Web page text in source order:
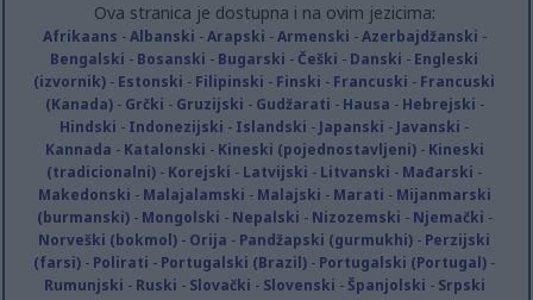
Ova stranica je dostupna i na ovim jezicima:
Afrikaans -Albanski -Arapski -Armenski -Azerbajdžanski -
Bengalski - Bosanski - Bugarski - Češki - Danski - Engleski
(izvornik) - Estonski - Filipinski - Finski - Francuski - Francuski
(Kanada)- Grčki - Gruzijski - Gudžarati - Hausa - Hebrejski -
Hindski - Indonezijski - Islandski - Japanski - Javanski -
Kannada - Katalonski - Kineski (pojednostavljeni)- Kineski
(tradicionalni) - Korejski - Latvijski - Litvanski - Mađarski -
Makedonski - Malajalamski - Malajski - Marati - Mijanmarski
(burmanski)- Mongolski - Nepalski - Nizozemski - Njemački -
Norveški (bokmol) - Orija - Pandžapski (gurmukhi) - Perzijski
(farsi) - Polirati - Portugalski (Brazil) - Portugalski (Portugal) -
Rumunjski - Ruski - Slovački - Slovenski -Španjolski - Srpski